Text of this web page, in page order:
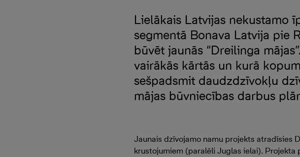
Lielākais Latvijas nekustamo
segmentā Bonava Latvija pie
būvēt jaunās “Dreilinga
vairākās kārtās un kurā
sešpadsmit daudzdzīvokļu
mājas būvniecības darbus
Jaunais dzīvojamo namu projekts atradīsies
krustojumiem (paralēli Juglas ielai).